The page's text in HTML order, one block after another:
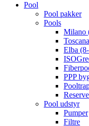
Pool
Pool pakker
Pools
Milano
Elba
PPP
Pool udstyr
Pumper
Filtre